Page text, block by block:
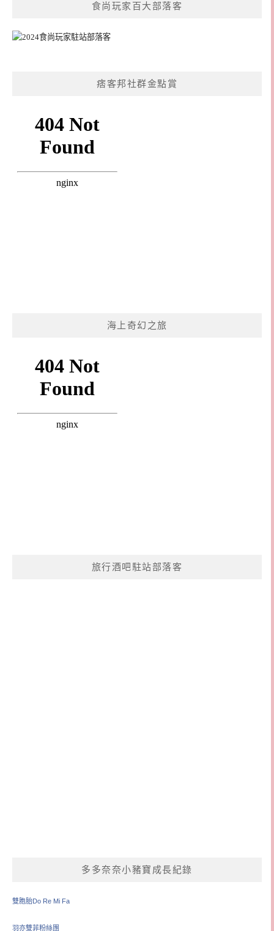
食尚玩家百大部落客
痞客邦社群金點賞
海上奇幻之旅
旅行酒吧駐站部落客
多多奈奈小豬寶成長紀錄
雙胞胎Do Re Mi Fa
羽亦雙菲粉絲團